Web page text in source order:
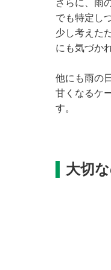
さらに、雨
でも特定し
少し考えた
にも気づか
他にも雨の
甘くなるケ
す。
大切